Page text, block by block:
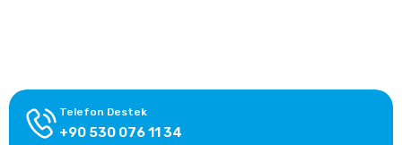
Telefon Destek
+90 530 076 11 34